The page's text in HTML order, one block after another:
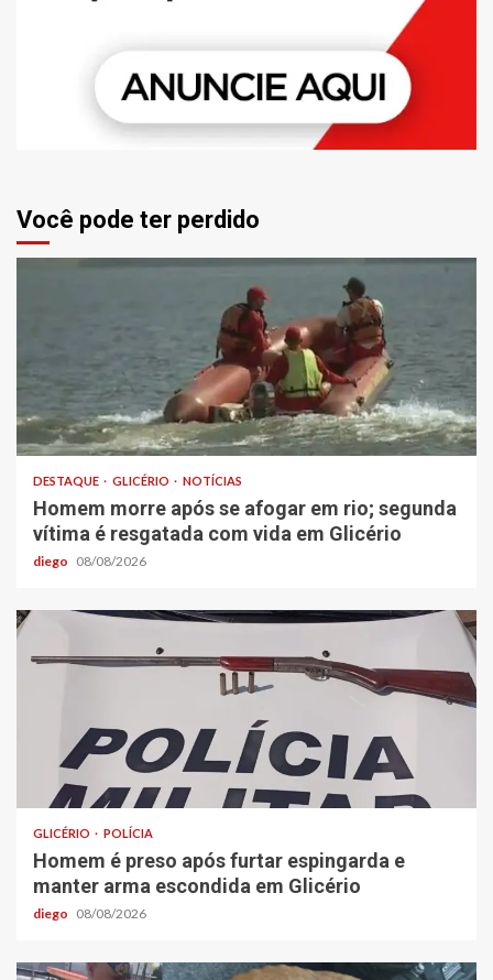
Você pode ter perdido
DESTAQUE GLICÉRIO NOTÍCIAS
Homem morre após se afogar em rio; segunda
vítima é resgatada com vida em Glicério
diego 08/08/2026
GLICÉRIO POLÍCIA
Homem é preso após furtar espingarda e
manter arma escondida em Glicério
diego 08/08/2026